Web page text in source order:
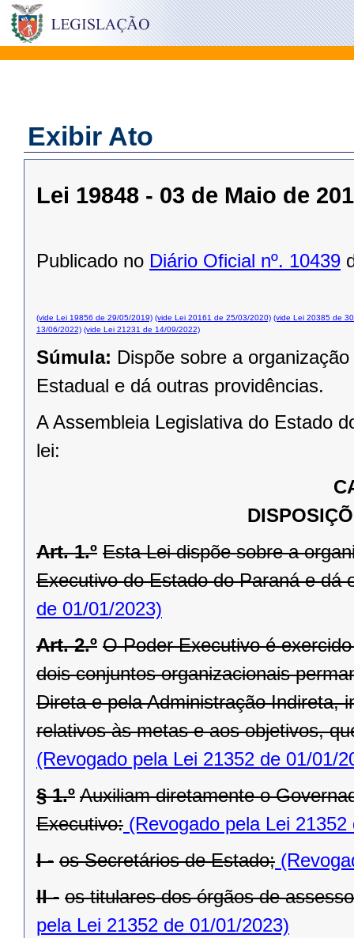
Exibir Ato
Lei 19848 - 03 de Maio de
Publicado no Diário Oficial nº. 10439
(vide Lei 19856 de 29/05/2019) (vide Lei 20161 de 25/03/2020) (vide Lei 20385 de
13/06/2022) (vide Lei 21231 de 14/09/2022)
Súmula: Dispõe sobre a
Estadual e dá outras providências.
A Assembleia Legislativa do Estado
lei:
Art. 1.º Esta Lei dispõe sobre a
Executivo do Estado do Paraná e dá
de 01/01/2023)
Art. 2.º O Poder Executivo é
dois conjuntos organizacionais
Direta e pela Administração Indireta,
relativos às metas e aos objetivos,
(Revogado pela Lei 21352 de 01/01/
§ 1.º Auxiliam diretamente o
Executivo: (Revogado pela Lei
I - os Secretários de Estado;
II - os titulares dos órgãos de
pela Lei 21352 de 01/01/2023)